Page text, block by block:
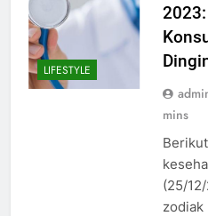
LIFESTYLE
mins
(25/
zodiak